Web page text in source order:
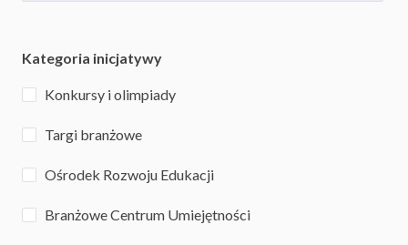
Kategoria inicjatywy
Konkursy i olimpiady
Targi branżowe
Ośrodek Rozwoju Edukacji
Branżowe Centrum Umiejętności